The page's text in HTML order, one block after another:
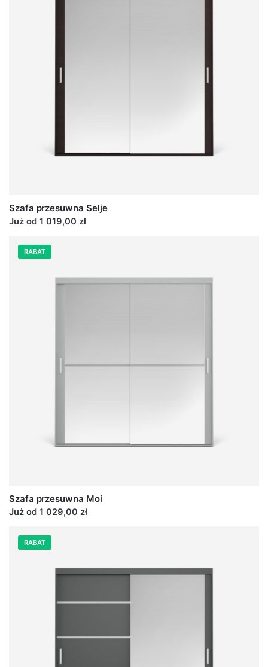
Szafa przesuwna Selje
Już od 1 019,00 zł
RABAT
Szafa przesuwna Moi
Już od 1 029,00 zł
RABAT